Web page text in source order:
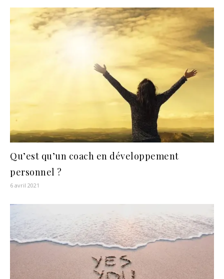
Qu’est qu’un coach en développement
personnel ?
6 avril 2021